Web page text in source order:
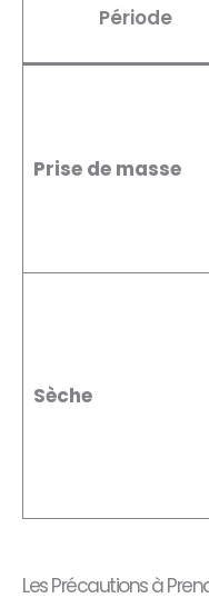
Période
Prise de masse
Sèche
Les Précautions à